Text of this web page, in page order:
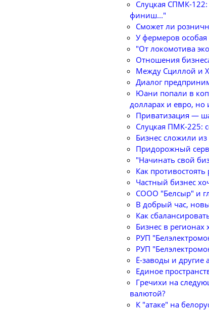
Слуцкая СПМК-122:
финиш..."
Сможет ли
У фермеров
"От локомотива
Отношения
Между Сциллой и
Диалог
Юани попали в
долларах и евро, но
Приватизация —
Слуцкая ПМК-225:
Бизнес сложили из
Придорожный
"Начинать свой
Как противостоять
Частный бизнес
СООО "Белсыр" и
В добрый час,
Как
Бизнес в регионах
РУП
РУП
Ё-заводы и другие
Единое
Гречихи на
валютой?
К "атаке" на